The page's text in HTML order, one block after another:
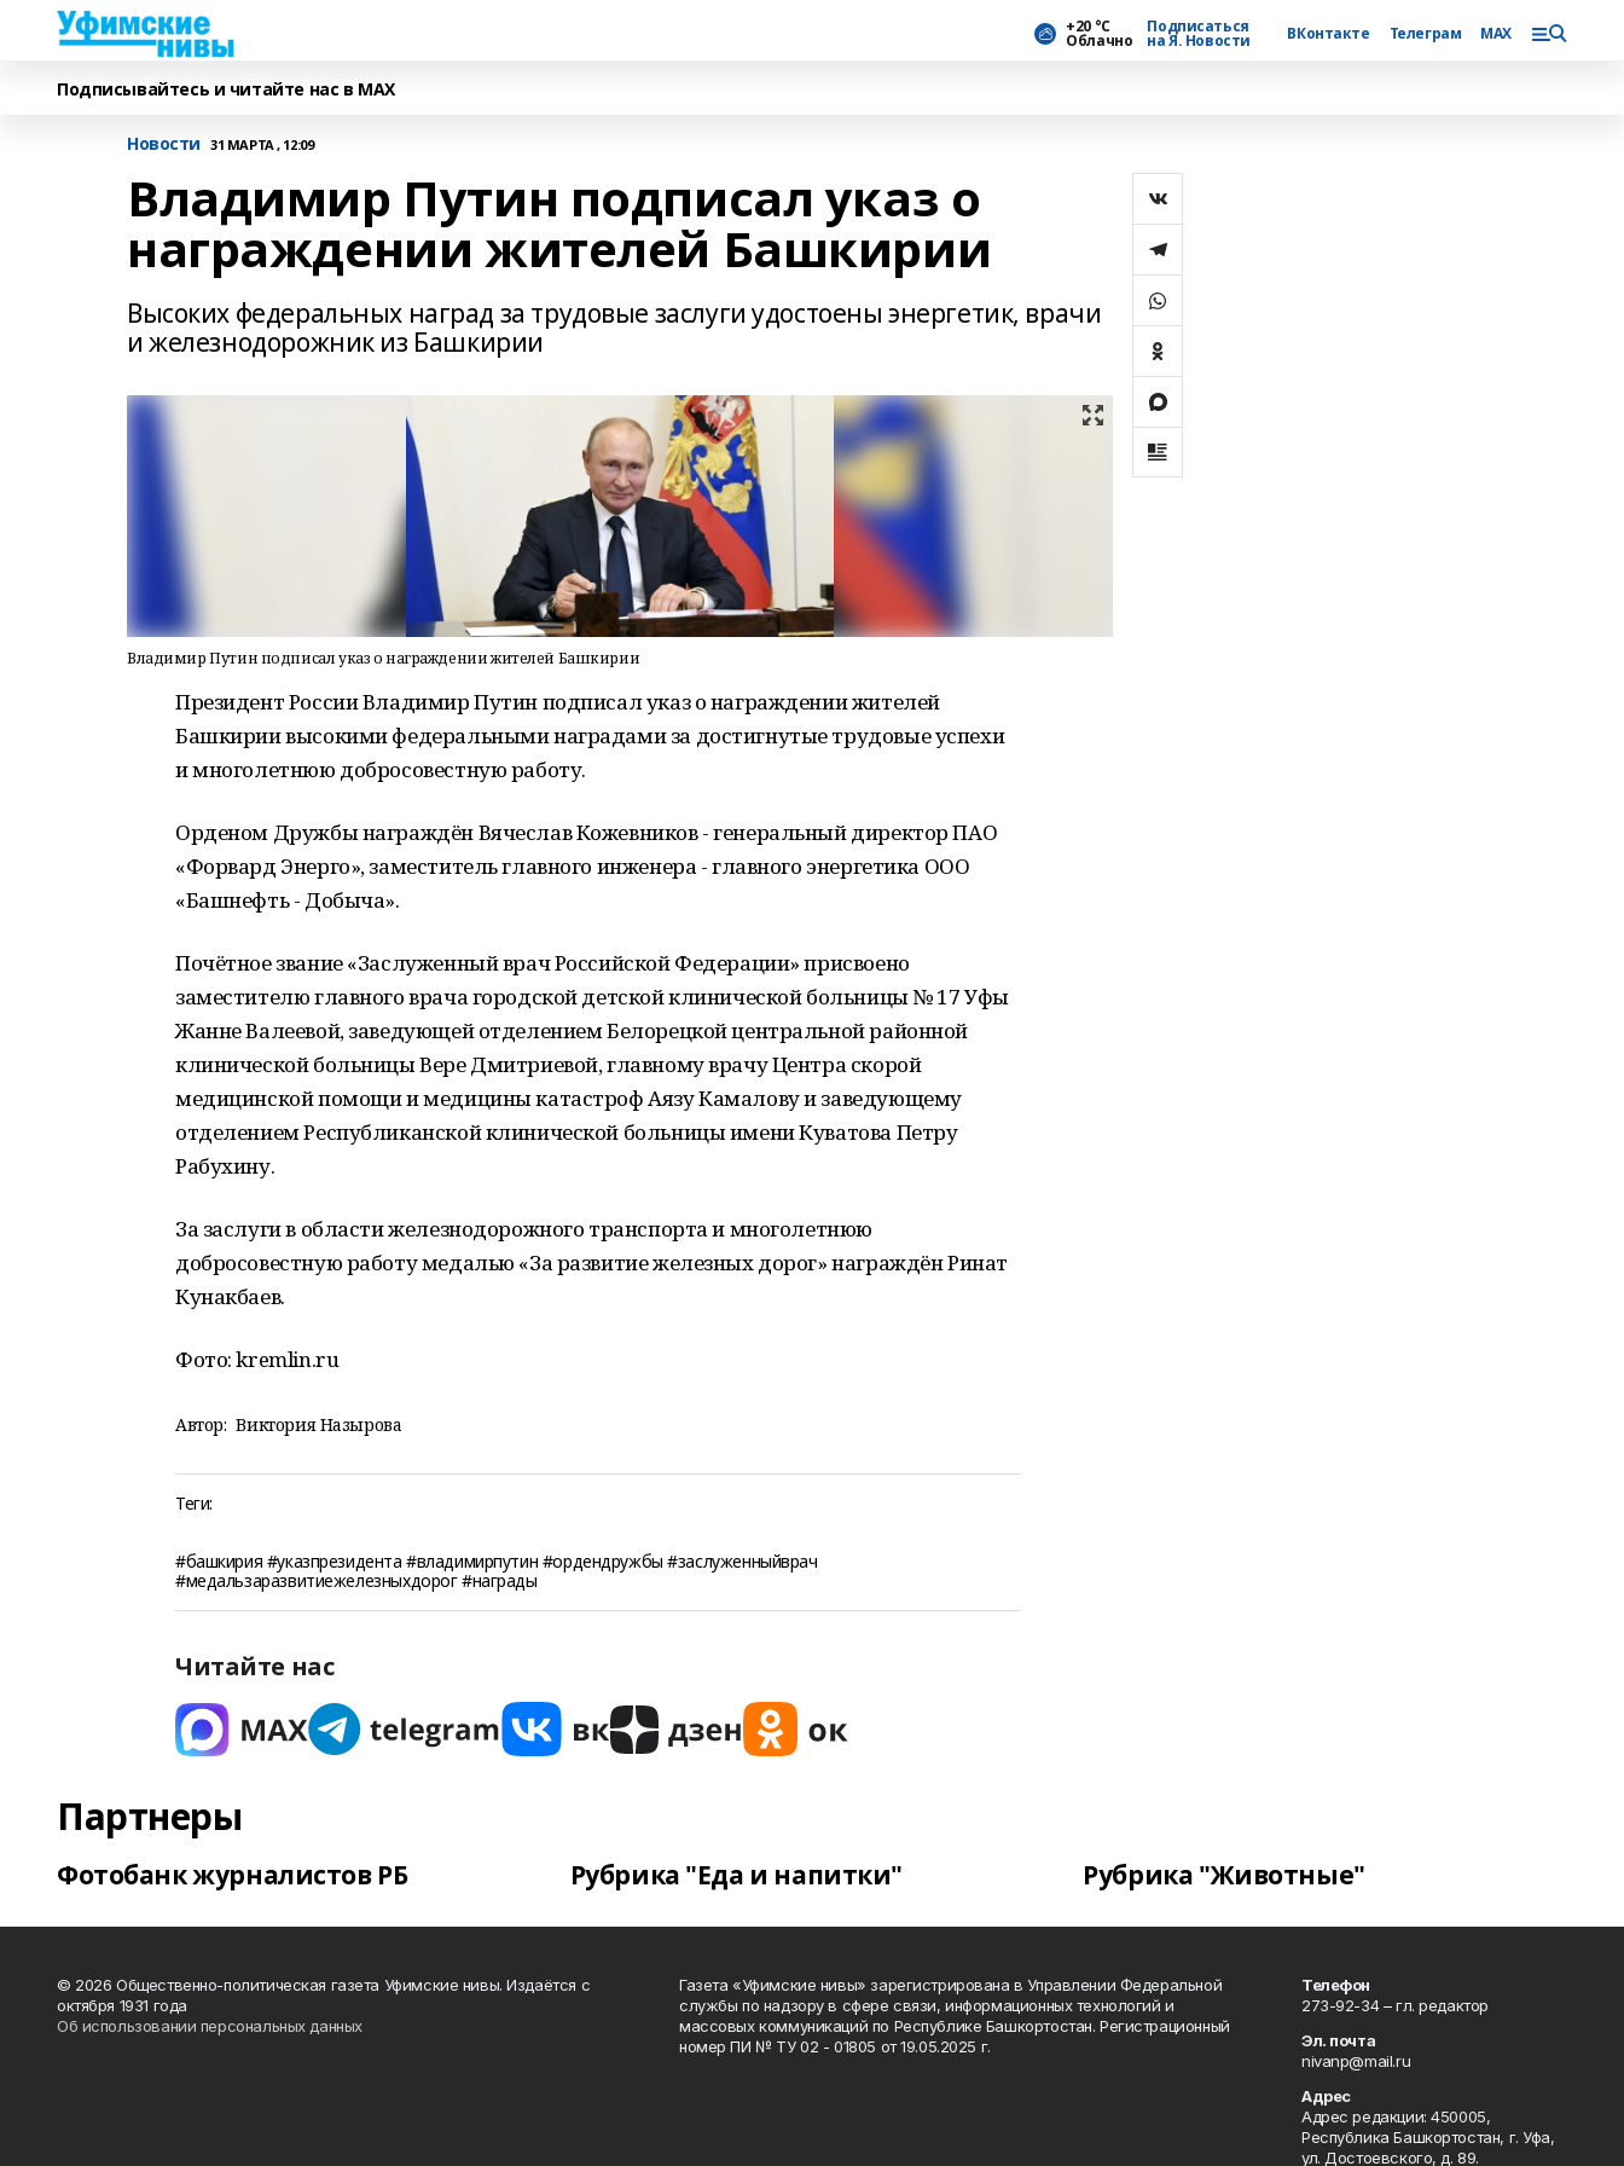
+20 °С
Облачно
Подписаться
на Я. Новости ВКонтакте Телеграм MAX
Подписывайтесь и читайте нас в MAX
Новости 31 МАРТА , 12:09
Владимир Путин подписал указ о
награждении жителей Башкирии
Высоких федеральных наград за трудовые заслуги удостоены энергетик, врачи
и железнодорожник из Башкирии
Владимир Путин подписал указ о награждении жителей Башкирии
Президент России Владимир Путин подписал указ о награждении жителей
Башкирии высокими федеральными наградами за достигнутые трудовые успехи
и многолетнюю добросовестную работу.
Орденом Дружбы награждён Вячеслав Кожевников - генеральный директор ПАО
«Форвард Энерго», заместитель главного инженера - главного энергетика ООО
«Башнефть - Добыча».
Почётное звание «Заслуженный врач Российской Федерации» присвоено
заместителю главного врача городской детской клинической больницы № 17 Уфы
Жанне Валеевой, заведующей отделением Белорецкой центральной районной
клинической больницы Вере Дмитриевой, главному врачу Центра скорой
медицинской помощи и медицины катастроф Аязу Камалову и заведующему
отделением Республиканской клинической больницы имени Куватова Петру
Рабухину.
За заслуги в области железнодорожного транспорта и многолетнюю
добросовестную работу медалью «За развитие железных дорог» награждён Ринат
Кунакбаев.
Фото: kremlin.ru
Автор: Виктория Назырова
Теги:
#башкирия #указпрезидента #владимирпутин #ордендружбы #заслуженныйврач
#медальзаразвитиежелезныхдорог #награды
Читайте нас
Партнеры
Фотобанк журналистов РБ Рубрика "Еда и напитки" Рубрика "Животные"
© 2026 Общественно-политическая газета Уфимские нивы. Издаётся с
октября 1931 года
Об использовании персональных данных
Газета «Уфимские нивы» зарегистрирована в Управлении Федеральной
службы по надзору в сфере связи, информационных технологий и
массовых коммуникаций по Республике Башкортостан. Регистрационный
номер ПИ № ТУ 02 - 01805 от 19.05.2025 г.
Телефон
273-92-34 – гл. редактор
Эл. почта
nivanp@mail.ru
Адрес
Адрес редакции: 450005,
Республика Башкортостан, г. Уфа,
ул. Достоевского, д. 89.